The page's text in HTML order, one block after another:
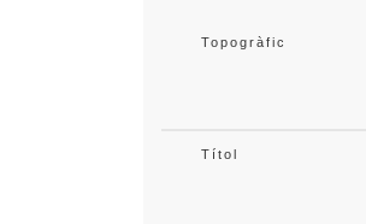
Topogràfic
Títol